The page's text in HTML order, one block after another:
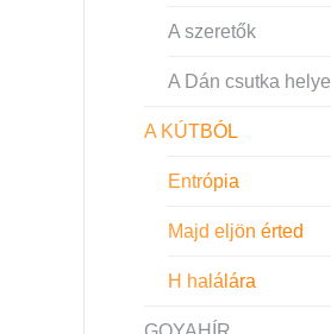
A szeretők
A Dán csutka helye
A KÚTBÓL
Entrópia
Majd eljön érted
H halálára